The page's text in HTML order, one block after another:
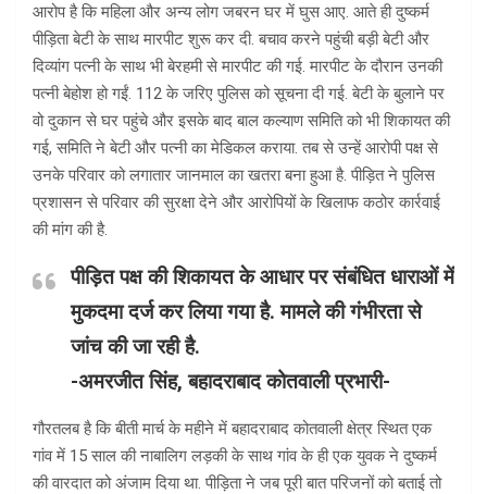
आरोप है कि महिला और अन्य लोग जबरन घर में घुस आए. आते ही दुष्कर्म
पीड़िता बेटी के साथ मारपीट शुरू कर दी. बचाव करने पहुंची बड़ी बेटी और
दिव्यांग पत्नी के साथ भी बेरहमी से मारपीट की गई. मारपीट के दौरान उनकी
पत्नी बेहोश हो गईं. 112 के जरिए पुलिस को सूचना दी गई. बेटी के बुलाने पर
वो दुकान से घर पहुंचे और इसके बाद बाल कल्याण समिति को भी शिकायत की
गई, समिति ने बेटी और पत्नी का मेडिकल कराया. तब से उन्हें आरोपी पक्ष से
उनके परिवार को लगातार जानमाल का खतरा बना हुआ है. पीड़ित ने पुलिस
प्रशासन से परिवार की सुरक्षा देने और आरोपियों के खिलाफ कठोर कार्रवाई
की मांग की है.
पीड़ित पक्ष की शिकायत के आधार पर संबंधित धाराओं में
मुकदमा दर्ज कर लिया गया है. मामले की गंभीरता से
जांच की जा रही है.
-अमरजीत सिंह, बहादराबाद कोतवाली प्रभारी-
गौरतलब है कि बीती मार्च के महीने में बहादराबाद कोतवाली क्षेत्र स्थित एक
गांव में 15 साल की नाबालिग लड़की के साथ गांव के ही एक युवक ने दुष्कर्म
की वारदात को अंजाम दिया था. पीड़िता ने जब पूरी बात परिजनों को बताई तो